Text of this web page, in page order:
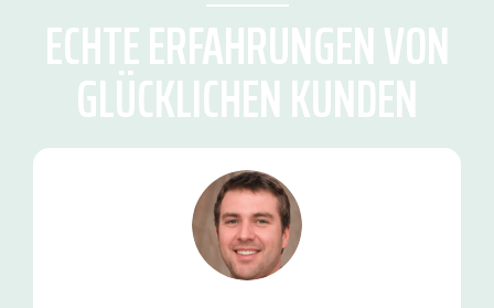
ECHTE ERFAHRUNGEN VON
GLÜCKLICHEN KUNDEN